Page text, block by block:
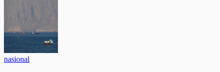
nasional